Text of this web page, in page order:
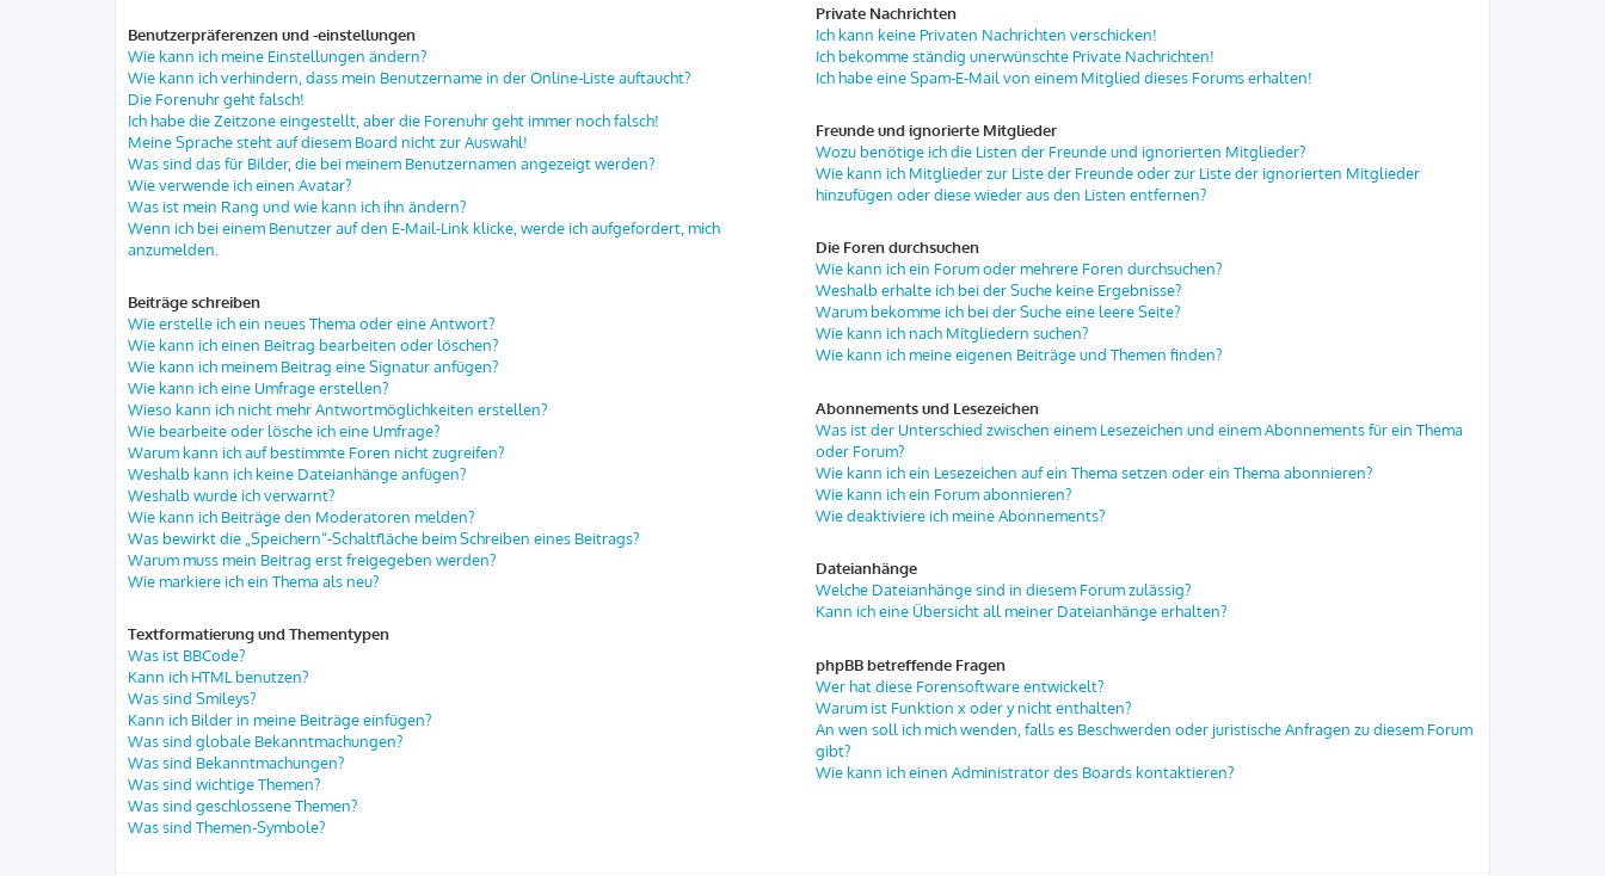
Benutzerpräferenzen und -einstellungen
Wie kann ich meine Einstellungen ändern?
Wie kann ich verhindern, dass mein Benutzername in der Online-Liste auftaucht?
Die Forenuhr geht falsch!
Ich habe die Zeitzone eingestellt, aber die Forenuhr geht immer noch falsch!
Meine Sprache steht auf diesem Board nicht zur Auswahl!
Was sind das für Bilder, die bei meinem Benutzernamen angezeigt werden?
Wie verwende ich einen Avatar?
Was ist mein Rang und wie kann ich ihn ändern?
Wenn ich bei einem Benutzer auf den E-Mail-Link klicke, werde ich aufgefordert, mich
anzumelden.
Beiträge schreiben
Wie erstelle ich ein neues Thema oder eine Antwort?
Wie kann ich einen Beitrag bearbeiten oder löschen?
Wie kann ich meinem Beitrag eine Signatur anfügen?
Wie kann ich eine Umfrage erstellen?
Wieso kann ich nicht mehr Antwortmöglichkeiten erstellen?
Wie bearbeite oder lösche ich eine Umfrage?
Warum kann ich auf bestimmte Foren nicht zugreifen?
Weshalb kann ich keine Dateianhänge anfügen?
Weshalb wurde ich verwarnt?
Wie kann ich Beiträge den Moderatoren melden?
Was bewirkt die „Speichern“-Schaltfläche beim Schreiben eines Beitrags?
Warum muss mein Beitrag erst freigegeben werden?
Wie markiere ich ein Thema als neu?
Textformatierung und Thementypen
Was ist BBCode?
Kann ich HTML benutzen?
Was sind Smileys?
Kann ich Bilder in meine Beiträge einfügen?
Was sind globale Bekanntmachungen?
Was sind Bekanntmachungen?
Was sind wichtige Themen?
Was sind geschlossene Themen?
Was sind Themen-Symbole?
Private Nachrichten
Ich kann keine Privaten Nachrichten verschicken!
Ich bekomme ständig unerwünschte Private Nachrichten!
Ich habe eine Spam-E-Mail von einem Mitglied dieses Forums erhalten!
Freunde und ignorierte Mitglieder
Wozu benötige ich die Listen der Freunde und ignorierten Mitglieder?
Wie kann ich Mitglieder zur Liste der Freunde oder zur Liste der ignorierten Mitglieder
hinzufügen oder diese wieder aus den Listen entfernen?
Die Foren durchsuchen
Wie kann ich ein Forum oder mehrere Foren durchsuchen?
Weshalb erhalte ich bei der Suche keine Ergebnisse?
Warum bekomme ich bei der Suche eine leere Seite?
Wie kann ich nach Mitgliedern suchen?
Wie kann ich meine eigenen Beiträge und Themen finden?
Abonnements und Lesezeichen
Was ist der Unterschied zwischen einem Lesezeichen und einem Abonnements für ein Thema
oder Forum?
Wie kann ich ein Lesezeichen auf ein Thema setzen oder ein Thema abonnieren?
Wie kann ich ein Forum abonnieren?
Wie deaktiviere ich meine Abonnements?
Dateianhänge
Welche Dateianhänge sind in diesem Forum zulässig?
Kann ich eine Übersicht all meiner Dateianhänge erhalten?
phpBB betreffende Fragen
Wer hat diese Forensoftware entwickelt?
Warum ist Funktion x oder y nicht enthalten?
An wen soll ich mich wenden, falls es Beschwerden oder juristische Anfragen zu diesem Forum
gibt?
Wie kann ich einen Administrator des Boards kontaktieren?